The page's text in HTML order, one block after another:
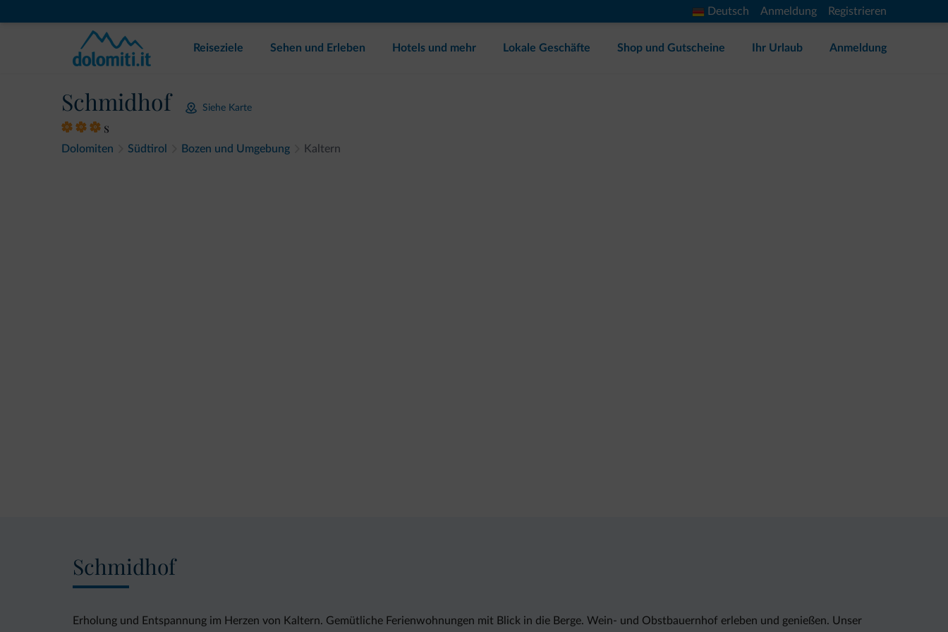
Deutsch Anmeldung Registrieren
Reiseziele Sehen und Erleben Hotels und mehr Lokale Geschäfte Shop und Gutscheine Ihr Urlaub Anmeldung
Schmidhof Siehe Karte
s
Dolomiten Südtirol Bozen und Umgebung Kaltern
Schmidhof
Erholung und Entspannung im Herzen von Kaltern. Gemütliche Ferienwohnungen mit Blick in die Berge. Wein- und Obstbauernhof erleben und genießen. Unser